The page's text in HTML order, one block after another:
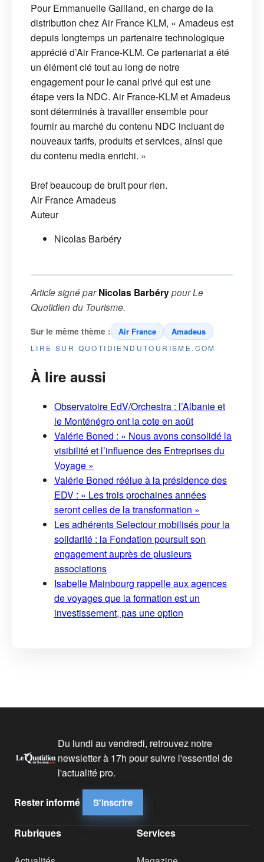
Pour Emmanuelle Gailland, en charge de la
distribution chez Air France KLM, « Amadeus est
depuis longtemps un partenaire technologique
apprécié d’Air France-KLM. Ce partenariat a été
un élément clé tout au long de notre
engagement pour le canal privé qui est une
étape vers la NDC. Air France-KLM et Amadeus
sont déterminés à travailler ensemble pour
fournir au marché du contenu NDC incluant de
nouveaux tarifs, produits et services, ainsi que
du contenu media enrichi. »
Bref beaucoup de bruit pour rien.
Air FranceAmadeus
Auteur
Nicolas Barbéry
Article signé parNicolas BarbérypourLe
Quotidien du Tourisme.
Sur le même thème : Air France Amadeus
LIRE SUR QUOTIDIENDUTOURISME.COM
À lire aussi
Observatoire EdV/Orchestra : l’Albanie et
le Monténégro ont la cote en août
Valérie Boned : « Nous avons consolidé la
visibilité et l’influence des Entreprises du
Voyage »
Valérie Boned réélue à la présidence des
EDV : « Les trois prochaines années
seront celles de la transformation »
Les adhérents Selectour mobilisés pour la
solidarité : la Fondation poursuit son
engagement auprès de plusieurs
associations
Isabelle Mainbourg rappelle aux agences
de voyages que la formation est un
investissement, pas une option
Du lundi au vendredi, retrouvez notre
newsletter à 17h pour suivre l'essentiel de
l'actualité pro.
Rester informé S'inscrire
Rubriques Services